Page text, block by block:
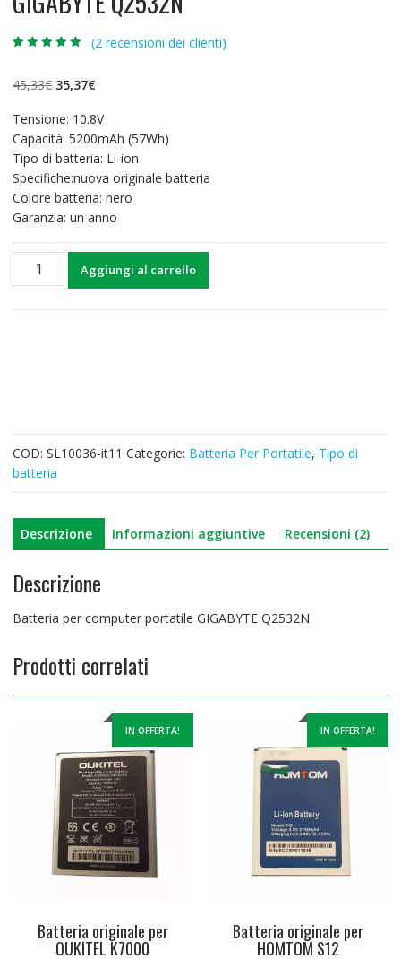
base di
recensioni
(2 recensioni dei clienti)
45,33€ Il
originale
era:
45,33€.
35,37€Il
attuale
è:
35,37€.
Tensione: 10.8V
Capacità: 5200mAh (57Wh)
Tipo di batteria: Li-ion
Specifiche:nuova originale batteria
Colore batteria: nero
Garanzia: un anno
Batteria
Aggiungi al carrello
COD: SL10036-it11 Categorie: Batteria Per Portatile, Tipo di
batteria
Descrizione Informazioni aggiuntive Recensioni (2)
Descrizione
Batteria per computer portatile GIGABYTE Q2532N
Prodotti correlati
IN OFFERTA!
Batteria originale per
OUKITEL K7000
IN OFFERTA!
Batteria originale per
HOMTOM S12